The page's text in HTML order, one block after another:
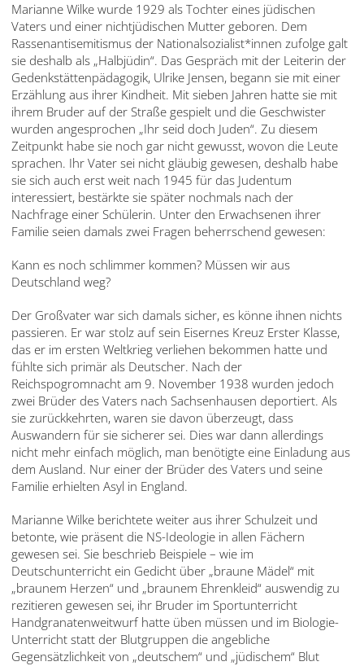
Marianne Wilke wurde 1929 als Tochter eines jüdischen
Vaters und einer nichtjüdischen Mutter geboren. Dem
Rassenantisemitismus der Nationalsozialist*innen zufolge galt
sie deshalb als „Halbjüdin“. Das Gespräch mit der Leiterin der
Gedenkstättenpädagogik, Ulrike Jensen, begann sie mit einer
Erzählung aus ihrer Kindheit. Mit sieben Jahren hatte sie mit
ihrem Bruder auf der Straße gespielt und die Geschwister
wurden angesprochen „Ihr seid doch Juden“. Zu diesem
Zeitpunkt habe sie noch gar nicht gewusst, wovon die Leute
sprachen. Ihr Vater sei nicht gläubig gewesen, deshalb habe
sie sich auch erst weit nach 1945 für das Judentum
interessiert, bestärkte sie später nochmals nach der
Nachfrage einer Schülerin. Unter den Erwachsenen ihrer
Familie seien damals zwei Fragen beherrschend gewesen:
Kann es noch schlimmer kommen? Müssen wir aus
Deutschland weg?
Der Großvater war sich damals sicher, es könne ihnen nichts
passieren. Er war stolz auf sein Eisernes Kreuz Erster Klasse,
das er im ersten Weltkrieg verliehen bekommen hatte und
fühlte sich primär als Deutscher. Nach der
Reichspogromnacht am 9. November 1938 wurden jedoch
zwei Brüder des Vaters nach Sachsenhausen deportiert. Als
sie zurückkehrten, waren sie davon überzeugt, dass
Auswandern für sie sicherer sei. Dies war dann allerdings
nicht mehr einfach möglich, man benötigte eine Einladung aus
dem Ausland. Nur einer der Brüder des Vaters und seine
Familie erhielten Asyl in England.
Marianne Wilke berichtete weiter aus ihrer Schulzeit und
betonte, wie präsent die NS-Ideologie in allen Fächern
gewesen sei. Sie beschrieb Beispiele – wie im
Deutschunterricht ein Gedicht über „braune Mädel“ mit
„braunem Herzen“ und „braunem Ehrenkleid“ auswendig zu
rezitieren gewesen sei, ihr Bruder im Sportunterricht
Handgranatenweitwurf hatte üben müssen und im Biologie-
Unterricht statt der Blutgruppen die angebliche
Gegensätzlichkeit von „deutschem“ und „jüdischem“ Blut